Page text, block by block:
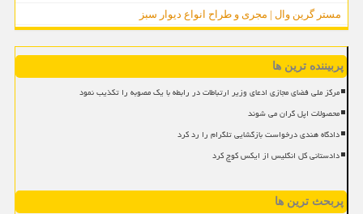
مستر گرین وال | مجری و طراح انواع دیوار سبز
پربیننده ترین ها
مرکز ملی فضای مجازی ادعای وزیر ارتباطات در رابطه با یک مصوبه را تکذیب نمود
محصولات اپل گران می شوند
دادگاه هندی درخواست بازگشایی تلگرام را رد کرد
دادستانی کل انگلیس از ایکس کوچ کرد
پربحث ترین ها